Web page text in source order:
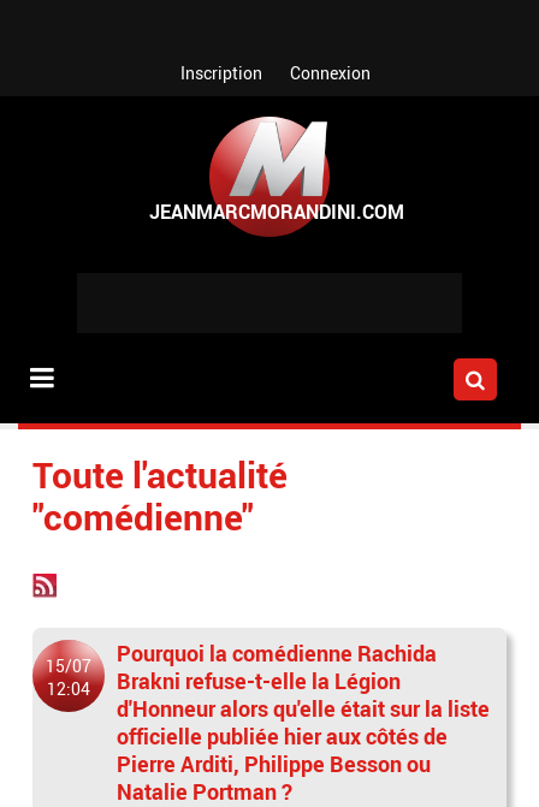
Inscription Connexion
Toute l'actualité
"comédienne"
15/07
12:04
Pourquoi la comédienne Rachida
Brakni refuse-t-elle la Légion
d'Honneur alors qu'elle était sur la liste
officielle publiée hier aux côtés de
Pierre Arditi, Philippe Besson ou
Natalie Portman ?